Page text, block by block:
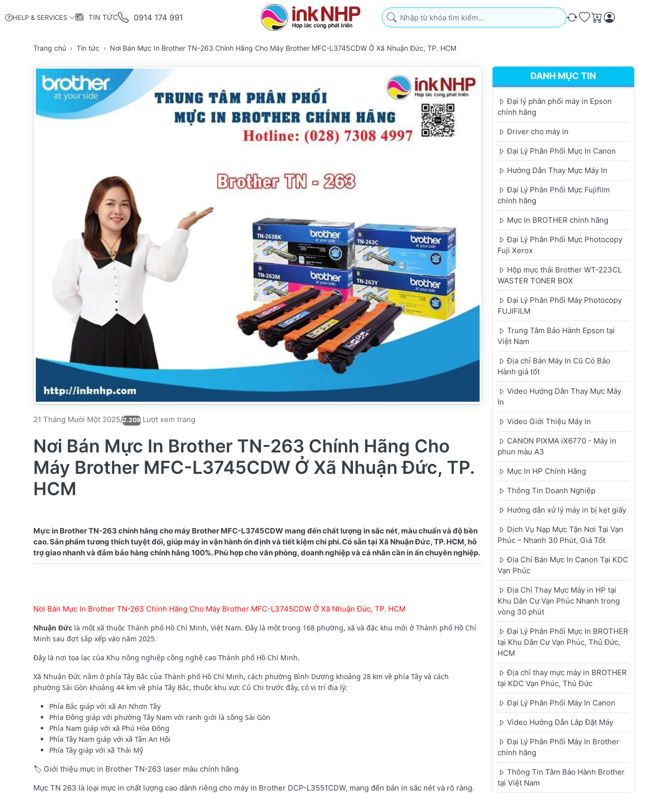
HELP & SERVICES TIN TỨC 0914 174 991
Nhập từ khóa tìm kiếm. Kết quả sẽ tự động xuất hiện khi bạn nhập. Nhấn phím
So sánh
Ưa thích
Giỏ hàng
Trang chủ Tin tức Nơi Bán Mực In Brother TN-263 Chính Hãng Cho Máy Brother MFC-L3745CDW Ở Xã Nhuận Đức, TP. HCM
21 Tháng Mười Một 2025/2.208 Lượt xem trang
Nơi Bán Mực In Brother TN-263 Chính Hãng Cho
Máy Brother MFC-L3745CDW Ở Xã Nhuận Đức, TP.
HCM
Mực in Brother TN-263 chính hãng cho máy Brother MFC-L3745CDW mang đến chất lượng in sắc nét, màu chuẩn và độ bền
cao. Sản phẩm tương thích tuyệt đối, giúp máy in vận hành ổn định và tiết kiệm chi phí. Có sẵn tại Xã Nhuận Đức, TP. HCM, hỗ
Nơi Bán Mực In Brother TN-263 Chính Hãng Cho Máy Brother MFC-L3745CDW Ở Xã Nhuận Đức, TP. HCM
Nhuận Đức là một xã thuộc Thành phố Hồ Chí Minh, Việt Nam. Đây là một trong 168 phường, xã và đặc khu mới ở Thành phố Hồ Chí
Minh sau đợt sắp xếp vào năm 2025.
Đây là nơi tọa lạc của Khu nông nghiệp công nghệ cao Thành phố Hồ Chí Minh.
Xã Nhuận Đức nằm ở phía Tây Bắc của Thành phố Hồ Chí Minh, cách phường Bình Dương khoảng 28 km về phía Tây và cách
phường Sài Gòn khoảng 44 km về phía Tây Bắc, thuộc khu vực Củ Chi trước đây, có vị trí địa lý:
Phía Bắc giáp với xã An Nhơn Tây
Phía Đông giáp với phường Tây Nam với ranh giới là sông Sài Gòn
Phía Nam giáp với xã Phú Hòa Đông
Phía Tây Nam giáp với xã Tân An Hội
Phía Tây giáp với xã Thái Mỹ
🏷️ Giới thiệu mực in Brother TN-263 laser màu chính hãng
Mực TN 263 là loại mực in chất lượng cao dành riêng cho máy in Brother DCP-L3551CDW, mang đến bản in sắc nét và rõ ràng.
DANH MỤC TIN
Đại lý phân phối máy in Epson
chính hãng
Driver cho máy in
Đại Lý Phân Phối Mực In Canon
Hướng Dẫn Thay Mực Máy In
Đại Lý Phân Phối Mực Fujifilm
chính hãng
Mực In BROTHER chính hãng
Đại Lý Phân Phối Mực Photocopy
Fuji Xerox
Hộp mực thải Brother WT-223CL
WASTER TONER BOX
Đại Lý Phân Phối Máy Photocopy
FUJIFILM
Trung Tâm Bảo Hành Epson tại
Việt Nam
Địa chỉ Bán Máy In Cũ Có Bảo
Hành giá tốt
Video Hướng Dẫn Thay Mực Máy
In
Video Giới Thiệu Máy In
CANON PIXMA iX6770 - Máy in
phun màu A3
Mực In HP Chính Hãng
Thông Tin Doanh Nghiệp
Hướng dẫn xử lý máy in bị kẹt giấy
Dịch Vụ Nạp Mực Tận Nơi Tại Vạn
Phúc – Nhanh 30 Phút, Giá Tốt
Địa Chỉ Bán Mực In Canon Tại KDC
Vạn Phúc
Địa Chỉ Thay Mực Máy in HP tại
Khu Dân Cư Vạn Phúc Nhanh trong
vòng 30 phút
Đại Lý Phân Phối Mực In BROTHER
tại Khu Dân Cư Vạn Phúc, Thủ Đức,
HCM
Địa chỉ thay mực máy in BROTHER
tại KDC Vạn Phúc, Thủ Đức
Đại Lý Phân Phối Máy In Canon
Video Hướng Dẫn Lắp Đặt Máy
Đại Lý Phân Phối Máy In Brother
chính hãng
Thông Tin Tâm Bảo Hành Brother
tại Việt Nam